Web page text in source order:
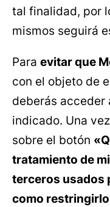
tal finalidad, por
mismos seguirá
Para evitar que
con el objeto de
deberás acceder
indicado. Una
sobre el botón
tratamiento de
terceros usados
como